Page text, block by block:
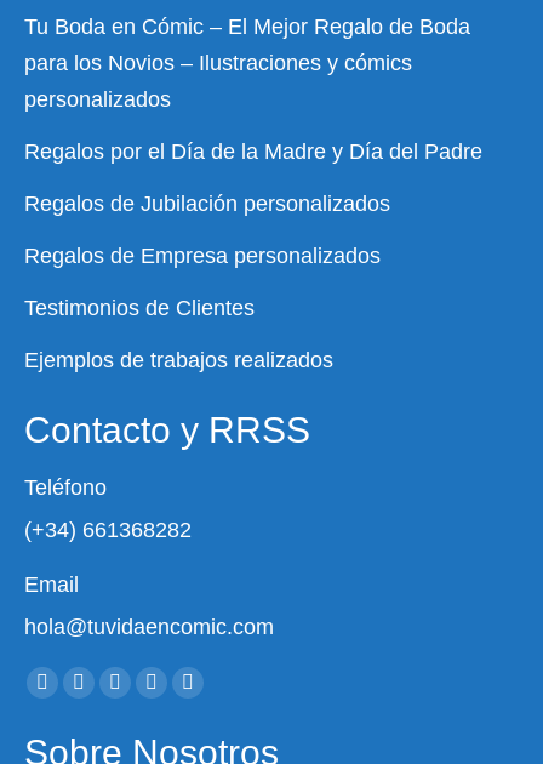
Tu Boda en Cómic – El Mejor Regalo de Boda
para los Novios – Ilustraciones y cómics
personalizados
Regalos por el Día de la Madre y Día del Padre
Regalos de Jubilación personalizados
Regalos de Empresa personalizados
Testimonios de Clientes
Ejemplos de trabajos realizados
Contacto y RRSS
Teléfono
(+34) 661368282
Email
hola@tuvidaencomic.com
Encuéntranos en:
Facebook
X
YouTube
Instagram
Whatsapp
Sobre Nosotros